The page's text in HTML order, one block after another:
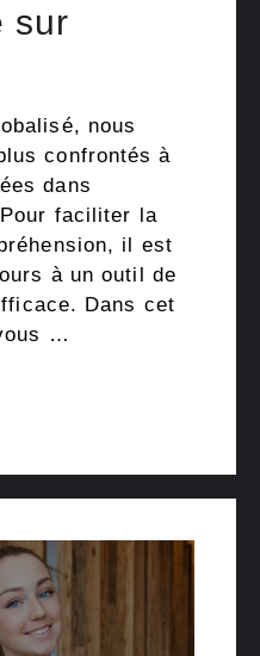
sur
nous
confrontés à
dans
faciliter la
il est
à un outil de
Dans cet
…